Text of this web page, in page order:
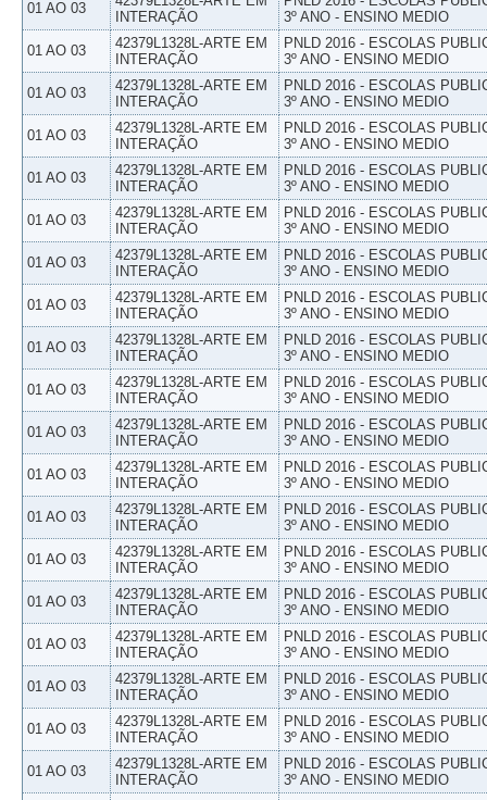
01 AO 03
INTERAÇÃO
3º ANO - ENSINO MEDIO
01 AO 03
42379L1328L-ARTE EM
INTERAÇÃO
PNLD 2016 - ESCOLAS
3º ANO - ENSINO MEDIO
01 AO 03
42379L1328L-ARTE EM
INTERAÇÃO
PNLD 2016 - ESCOLAS
3º ANO - ENSINO MEDIO
01 AO 03
42379L1328L-ARTE EM
INTERAÇÃO
PNLD 2016 - ESCOLAS
3º ANO - ENSINO MEDIO
01 AO 03
42379L1328L-ARTE EM
INTERAÇÃO
PNLD 2016 - ESCOLAS
3º ANO - ENSINO MEDIO
01 AO 03
42379L1328L-ARTE EM
INTERAÇÃO
PNLD 2016 - ESCOLAS
3º ANO - ENSINO MEDIO
01 AO 03
42379L1328L-ARTE EM
INTERAÇÃO
PNLD 2016 - ESCOLAS
3º ANO - ENSINO MEDIO
01 AO 03
42379L1328L-ARTE EM
INTERAÇÃO
PNLD 2016 - ESCOLAS
3º ANO - ENSINO MEDIO
01 AO 03
42379L1328L-ARTE EM
INTERAÇÃO
PNLD 2016 - ESCOLAS
3º ANO - ENSINO MEDIO
01 AO 03
42379L1328L-ARTE EM
INTERAÇÃO
PNLD 2016 - ESCOLAS
3º ANO - ENSINO MEDIO
01 AO 03
42379L1328L-ARTE EM
INTERAÇÃO
PNLD 2016 - ESCOLAS
3º ANO - ENSINO MEDIO
01 AO 03
42379L1328L-ARTE EM
INTERAÇÃO
PNLD 2016 - ESCOLAS
3º ANO - ENSINO MEDIO
01 AO 03
42379L1328L-ARTE EM
INTERAÇÃO
PNLD 2016 - ESCOLAS
3º ANO - ENSINO MEDIO
01 AO 03
42379L1328L-ARTE EM
INTERAÇÃO
PNLD 2016 - ESCOLAS
3º ANO - ENSINO MEDIO
01 AO 03
42379L1328L-ARTE EM
INTERAÇÃO
PNLD 2016 - ESCOLAS
3º ANO - ENSINO MEDIO
01 AO 03
42379L1328L-ARTE EM
INTERAÇÃO
PNLD 2016 - ESCOLAS
3º ANO - ENSINO MEDIO
01 AO 03
42379L1328L-ARTE EM
INTERAÇÃO
PNLD 2016 - ESCOLAS
3º ANO - ENSINO MEDIO
01 AO 03
42379L1328L-ARTE EM
INTERAÇÃO
PNLD 2016 - ESCOLAS
3º ANO - ENSINO MEDIO
01 AO 03
42379L1328L-ARTE EM
INTERAÇÃO
PNLD 2016 - ESCOLAS
3º ANO - ENSINO MEDIO